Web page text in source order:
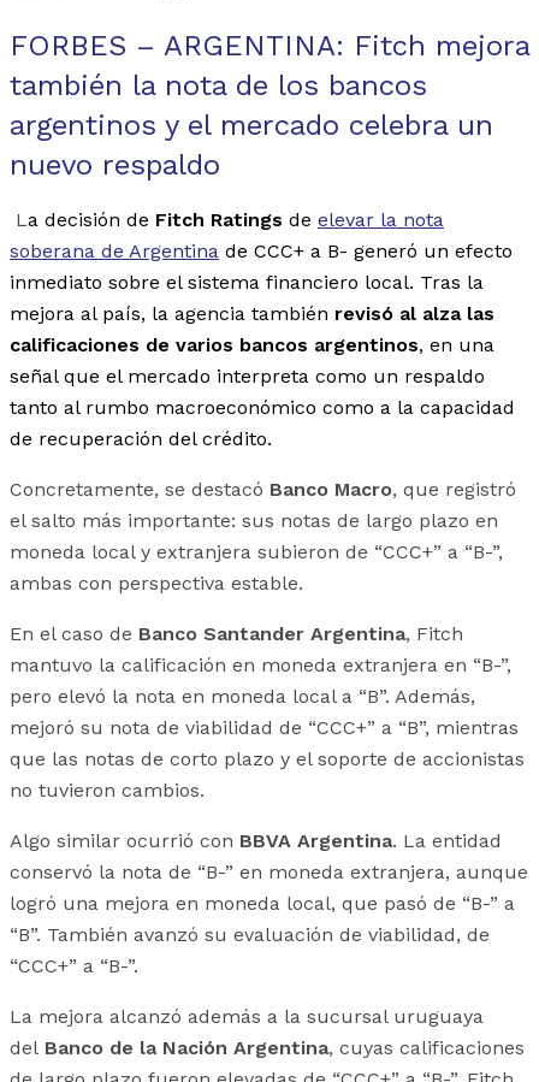
FORBES – ARGENTINA: Fitch mejora
también la nota de los bancos
argentinos y el mercado celebra un
nuevo respaldo
La decisión de Fitch Ratings de elevar la nota
soberana de Argentina de CCC+ a B- generó un efecto
inmediato sobre el sistema financiero local. Tras la
mejora al país, la agencia también revisó al alza las
calificaciones de varios bancos argentinos, en una
señal que el mercado interpreta como un respaldo
tanto al rumbo macroeconómico como a la capacidad
de recuperación del crédito.
Concretamente, se destacó Banco Macro, que registró
el salto más importante: sus notas de largo plazo en
moneda local y extranjera subieron de “CCC+” a “B-”,
ambas con perspectiva estable.
En el caso de Banco Santander Argentina, Fitch
mantuvo la calificación en moneda extranjera en “B-”,
pero elevó la nota en moneda local a “B”. Además,
mejoró su nota de viabilidad de “CCC+” a “B”, mientras
que las notas de corto plazo y el soporte de accionistas
no tuvieron cambios.
Algo similar ocurrió con BBVA Argentina. La entidad
conservó la nota de “B-” en moneda extranjera, aunque
logró una mejora en moneda local, que pasó de “B-” a
“B”. También avanzó su evaluación de viabilidad, de
“CCC+” a “B-”.
La mejora alcanzó además a la sucursal uruguaya
del Banco de la Nación Argentina, cuyas calificaciones